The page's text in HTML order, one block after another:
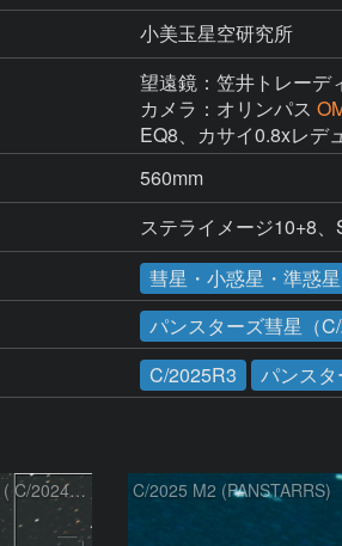
小美玉星空研究所
望遠鏡：笠井トレーデ
カメラ：オリンパス
EQ8、カサイ0.8xレデ
560mm
ステライメージ10+8
彗星・小惑星・準惑星
パンスターズ彗星（C/
C/2025R3 パンス
パンスターズ彗星 ( C/2024R4 )：2026/07/27 C/2025 M2 (PANSTARRS)